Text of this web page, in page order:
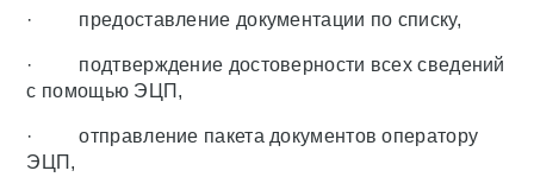
· предоставление документации по списку,
· подтверждение достоверности всех сведений
с помощью ЭЦП,
· отправление пакета документов оператору
ЭЦП,